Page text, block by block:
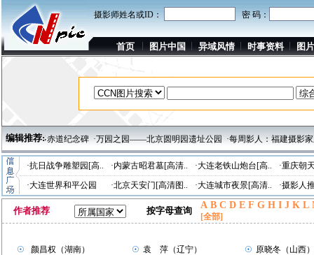
摄影师姓名或ID： 密 码：
首页 图片中国 异域风情 时事资料 图
编辑推荐:
花 ·基多赤道纪念碑 ·万园之园——北京圆明园遗址公园 ·每周影人：福建摄影家王
·抗日战争雕塑园[高.. ·内蒙古昭君墓[高清.. ·大连老铁山炮台[高..
·重庆朝
·大连世界和平公园
·北京天安门[高清图.. ·大连城市夜景[高清.. ·摄影人
作者推荐 按字母查询
A B C D E F G H I J K L
[全部]
☉ 颜昌权（湖南） ☉ 袁 萍（辽宁） ☉ 原晓冬（山西）